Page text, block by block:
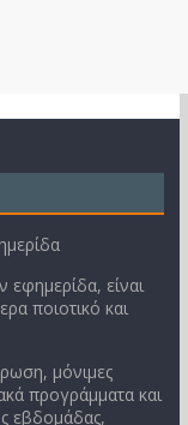
εφημερίδα, είναι
ποιοτικό και
μόνιμες
προγράμματα και
εβδομάδας,